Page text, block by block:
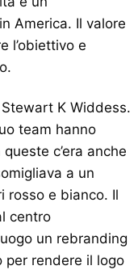
America. Il valore
l’obiettivo e
K Widdess.
team hanno
c’era anche
a un
rosso e bianco. Il
centro
un rebranding
rendere il logo